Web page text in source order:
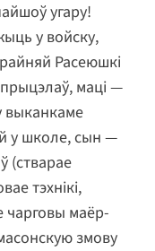
угару!
у войску,
Расеюшкі
маці —
выканкаме
у школе, сын —
(стварае
тэхнікі,
чарговы маёр-
змову